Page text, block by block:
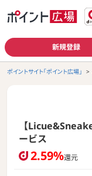
新規登録
ポイントサイト「ポイント広場」
【
ービス
2.59%還元